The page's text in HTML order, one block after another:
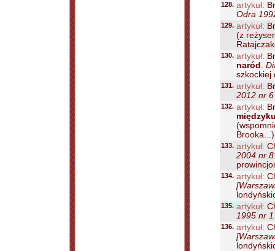
128. artykuł:
Odra
129. artykuł:
(z
130. artykuł:
naród .
szkockiej
131. artykuł:
2012 nr
132. artykuł:
Brooka...)
133. artykuł:
2004 nr
134. artykuł:
135. artykuł:
1995 nr
136. artykuł: